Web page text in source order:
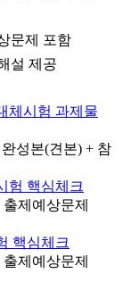
문제 포함
설 제공
체시험 과제물
성본(견본) + 참
험 핵심체크
제예상문제
핵심체크
제예상문제